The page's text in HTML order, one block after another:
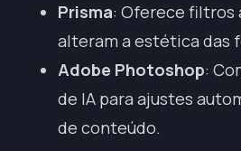
Prisma: Oferece filtros
alteram a estética das
Adobe Photoshop:
de IA para ajustes
de conteúdo.